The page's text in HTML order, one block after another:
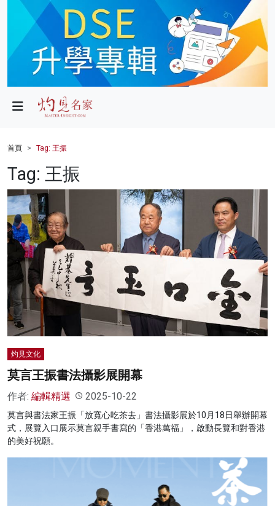
政局
財經
健康
商業
科技
影片
名家榜
灼見活動
首頁 Tag: 王振
Tag: 王振
灼見文化
莫言王振書法攝影展開幕
作者: 編輯精選 2025-10-22
莫言與書法家王振「放寬心吃茶去」書法攝影展於10月18日舉辦開幕
式，展覽入口展示莫言親手書寫的「香港萬福」，啟動長覽和對香港
的美好祝願。